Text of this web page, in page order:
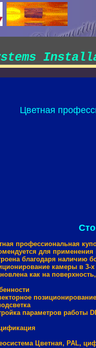
Цветная
профессиональная
для
благодаря наличию
камеры в 3-
как на
параметров работы
Цветная, PAL,